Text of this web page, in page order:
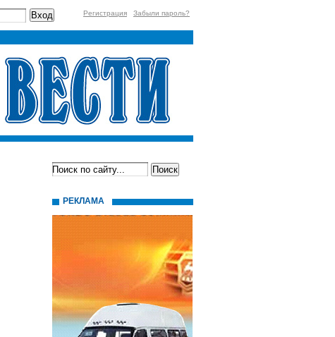
Регистрация Забыли пароль?
РЕКЛАМА